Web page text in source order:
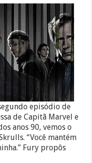
episódio de
de Capitã Marvel e
anos 90, vemos o
“Você mantém
Fury propôs